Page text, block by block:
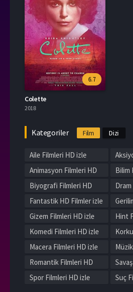
6.7
Colette
2018
Kategoriler Film Dizi
Aile Filmleri HD izle
Animasyon Filmleri HD
izle
Bilim
izle
Biyografi Filmleri HD
izle
Fantastik HD Filmler izle
Gizem Filmleri HD izle
Hint
Komedi Filmleri HD izle
Macera Filmleri HD izle
Romantik Filmleri HD
izle
Spor Filmleri HD izle
Suç